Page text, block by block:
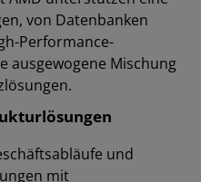
von Datenbanken
Performance-
ausgewogene Mischung
und
mit